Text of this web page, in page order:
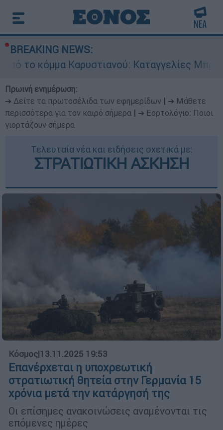
BREAKING NEWS:
Καταγγελίες Μπρουτζάκη για
Πρωινή ενημέρωση:
➔ Δείτε τα πρωτοσέλιδα των εφημερίδων
➔ Μάθετε
περισσότερα για τον καιρό σήμερα
➔ Εορτολόγιο: Ποιοι
γιορτάζουν σήμερα
Τελευταία νέα και ειδήσεις σχετικά με:
ΣΤΡΑΤΙΩΤΙΚΗ ΑΣΚΗΣΗ
Κόσμος|13.11.2025 19:53
Επανέρχεται η υποχρεωτική
στρατιωτική θητεία στην Γερμανία 15
χρόνια μετά την κατάργησή της
Οι επίσημες ανακοινώσεις αναμένονται τις
επόμενες ημέρες